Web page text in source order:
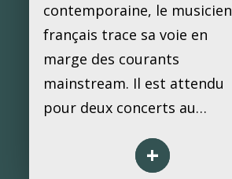
contemporaine, le musicien
français trace sa voie en
marge des courants
mainstream. Il est attendu
pour deux concerts au…
+